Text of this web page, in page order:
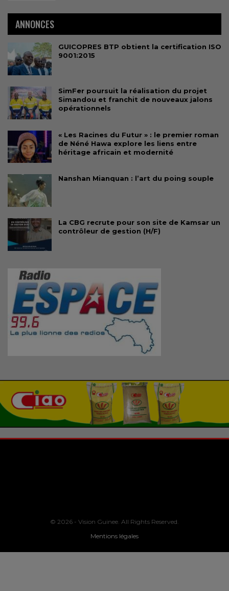
ANNONCES
GUICOPRES BTP obtient la certification ISO
9001:2015
SimFer poursuit la réalisation du projet
Simandou et franchit de nouveaux jalons
opérationnels
« Les Racines du Futur » : le premier roman
de Néné Hawa explore les liens entre
héritage africain et modernité
Nanshan Mianquan : l’art du poing souple
La CBG recrute pour son site de Kamsar un
contrôleur de gestion (H/F)
© 2026 - Vision Guinee. All Rights Reserved.
Mentions légales